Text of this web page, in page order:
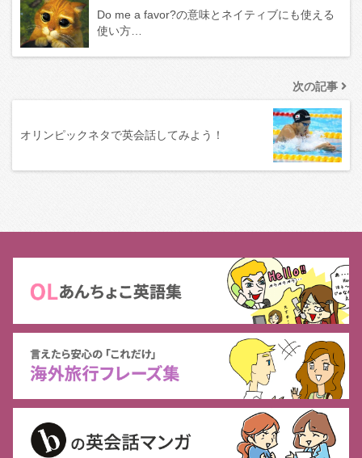
Do me a favor?の意味とネイティブにも使える
使い方…
次の記事
オリンピックネタで英会話してみよう！